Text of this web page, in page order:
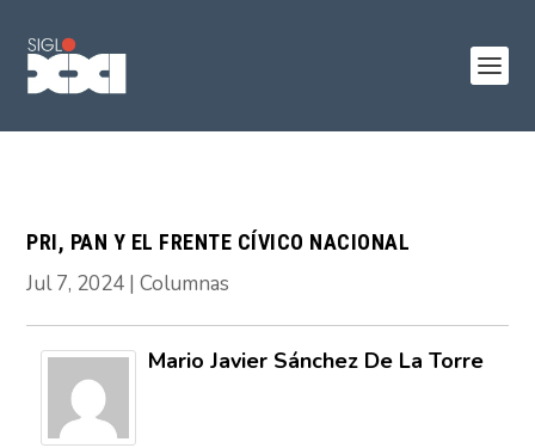
PRI, PAN Y EL FRENTE CÍVICO NACIONAL
Jul 7, 2024 |Columnas
Mario Javier Sánchez De La Torre